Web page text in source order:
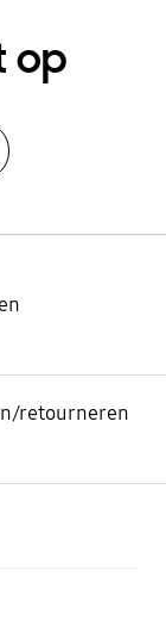
op
retourneren